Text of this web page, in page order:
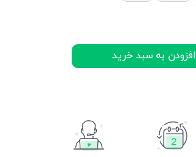
افزودن به سبد خرید